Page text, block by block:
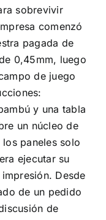
sobrevivir
comenzó
pagada de
0,45mm, luego
de juego
y una tabla
un núcleo de
paneles solo
ejecutar su
Desde
de un pedido
de